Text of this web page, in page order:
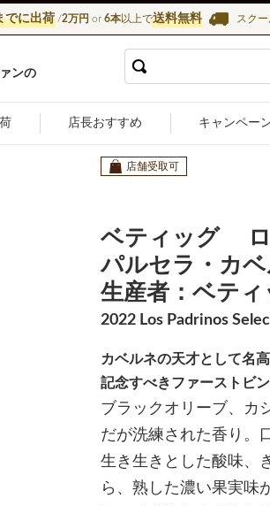
でに出荷/2万円 or 6本以上で送料無料 スクール
ショップ カーヴ・ド・ラ・マドレーヌ
ンの
店長おすすめ キャンペー
店舗受取可
ベティッグ ロ
パルセラ・カ
生産者：ベティ
2022 Los Padrinos
カベルネの天才として名
記念すべきファーストビン
ブラックオリーブ、カ
だが洗練された香り。
生き生きとした酸味、
ら、熟した濃い果実味